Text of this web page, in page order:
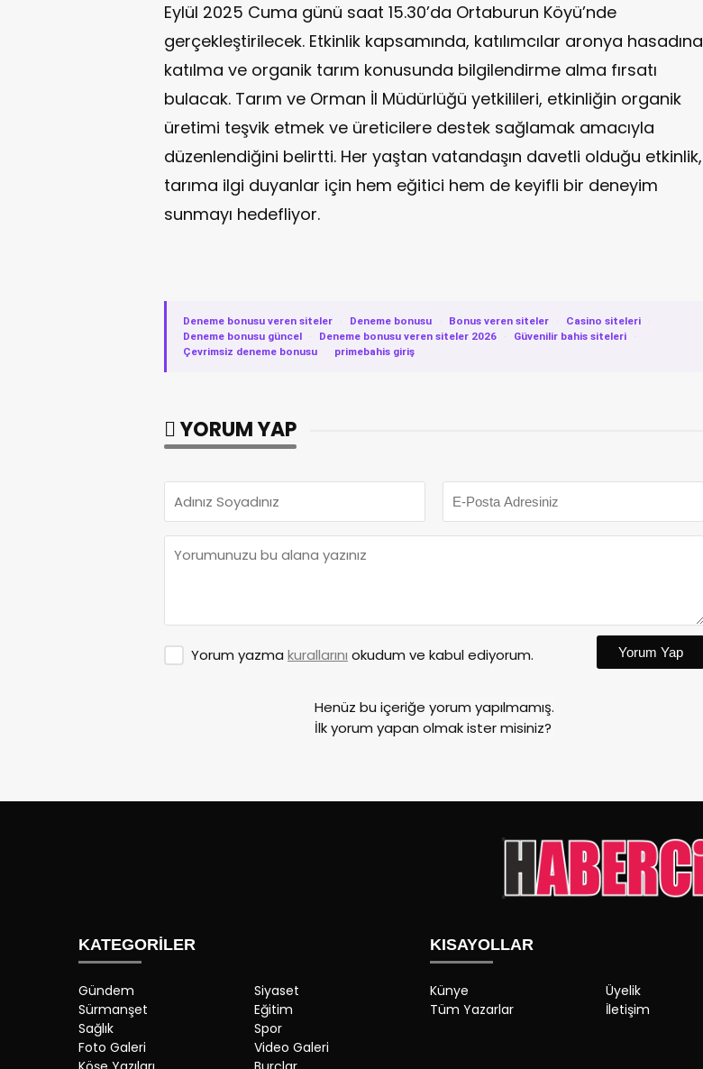
Eylül 2025 Cuma günü saat 15.30’da Ortaburun Köyü’nde
gerçekleştirilecek. Etkinlik kapsamında, katılımcılar aronya hasadına
katılma ve organik tarım konusunda bilgilendirme alma fırsatı
bulacak. Tarım ve Orman İl Müdürlüğü yetkilileri, etkinliğin organik
üretimi teşvik etmek ve üreticilere destek sağlamak amacıyla
düzenlendiğini belirtti. Her yaştan vatandaşın davetli olduğu etkinlik,
tarıma ilgi duyanlar için hem eğitici hem de keyifli bir deneyim
sunmayı hedefliyor.
Deneme bonusu veren siteler · Deneme bonusu · Bonus veren siteler · Casino siteleri
·
Deneme bonusu güncel
· Deneme bonusu veren siteler 2026 · Güvenilir bahis siteleri
·
Çevrimsiz deneme bonusu
· primebahis giriş
YORUM YAP
Yorum yazma kurallarını okudum ve kabul ediyorum. Yorum Yap
Henüz bu içeriğe yorum yapılmamış.
İlk yorum yapan olmak ister misiniz?
KATEGORİLER
Gündem
Siyaset
Sürmanşet
Eğitim
Sağlık
Spor
Foto Galeri
Video Galeri
KISAYOLLAR
Künye
Üyelik
Tüm Yazarlar
İletişim